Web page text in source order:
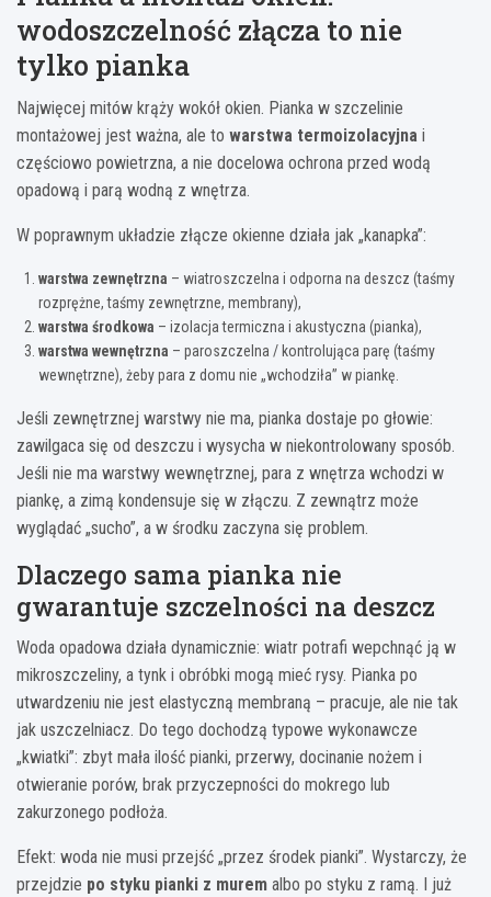
wodoszczelność złącza to nie
tylko pianka
Najwięcej mitów krąży wokół okien. Pianka w szczelinie
montażowej jest ważna, ale to warstwa termoizolacyjna i
częściowo powietrzna, a nie docelowa ochrona przed wodą
opadową i parą wodną z wnętrza.
W poprawnym układzie złącze okienne działa jak „kanapka”:
warstwa zewnętrzna – wiatroszczelna i odporna na deszcz (taśmy
rozprężne, taśmy zewnętrzne, membrany),
warstwa środkowa – izolacja termiczna i akustyczna (pianka),
warstwa wewnętrzna – paroszczelna / kontrolująca parę (taśmy
wewnętrzne), żeby para z domu nie „wchodziła” w piankę.
Jeśli zewnętrznej warstwy nie ma, pianka dostaje po głowie:
zawilgaca się od deszczu i wysycha w niekontrolowany sposób.
Jeśli nie ma warstwy wewnętrznej, para z wnętrza wchodzi w
piankę, a zimą kondensuje się w złączu. Z zewnątrz może
wyglądać „sucho”, a w środku zaczyna się problem.
Dlaczego sama pianka nie
gwarantuje szczelności na deszcz
Woda opadowa działa dynamicznie: wiatr potrafi wepchnąć ją w
mikroszczeliny, a tynk i obróbki mogą mieć rysy. Pianka po
utwardzeniu nie jest elastyczną membraną – pracuje, ale nie tak
jak uszczelniacz. Do tego dochodzą typowe wykonawcze
„kwiatki”: zbyt mała ilość pianki, przerwy, docinanie nożem i
otwieranie porów, brak przyczepności do mokrego lub
zakurzonego podłoża.
Efekt: woda nie musi przejść „przez środek pianki”. Wystarczy, że
przejdzie po styku pianki z murem albo po styku z ramą. I już